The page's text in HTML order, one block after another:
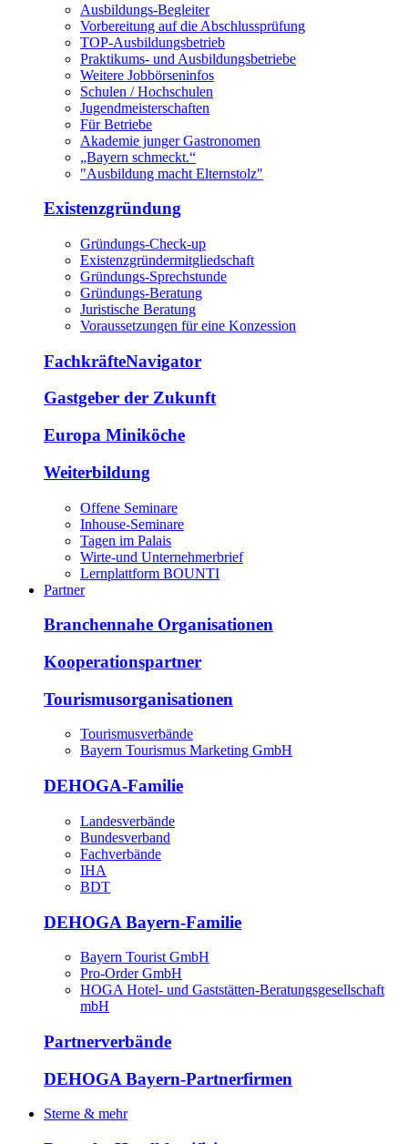
Ausbildungs-Begleiter
Vorbereitung auf die Abschlussprüfung
TOP-Ausbildungsbetrieb
Praktikums- und Ausbildungsbetriebe
Weitere Jobbörseninfos
Schulen / Hochschulen
Jugendmeisterschaften
Für Betriebe
Akademie junger Gastronomen
„Bayern schmeckt.“
"Ausbildung macht Elternstolz"
Existenzgründung
Gründungs-Check-up
Existenzgründermitgliedschaft
Gründungs-Sprechstunde
Gründungs-Beratung
Juristische Beratung
Voraussetzungen für eine Konzession
FachkräfteNavigator
Gastgeber der Zukunft
Europa Miniköche
Weiterbildung
Offene Seminare
Inhouse-Seminare
Tagen im Palais
Wirte-und Unternehmerbrief
Lernplattform BOUNTI
Partner
Branchennahe Organisationen
Kooperationspartner
Tourismusorganisationen
Tourismusverbände
Bayern Tourismus Marketing GmbH
DEHOGA-Familie
Landesverbände
Bundesverband
Fachverbände
IHA
BDT
DEHOGA Bayern-Familie
Bayern Tourist GmbH
Pro-Order GmbH
HOGA Hotel- und Gaststätten-Beratungsgesellschaft
mbH
Partnerverbände
DEHOGA Bayern-Partnerfirmen
Sterne & mehr